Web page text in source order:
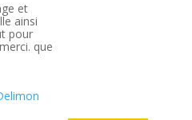
et
ainsi
pour
que